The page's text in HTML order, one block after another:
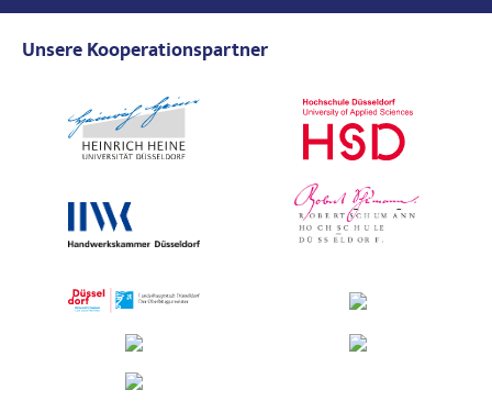
Unsere Kooperationspartner